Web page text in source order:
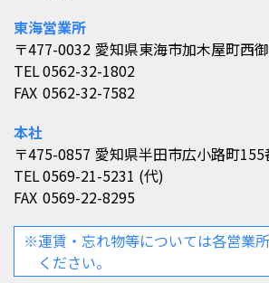
東海営業所
〒477-0032 愛知県東海市加木屋町西
TEL0562-32-1802
FAX 0562-32-7582
本社
〒475-0857 愛知県半田市広小路町155
TEL0569-21-5231 (代)
FAX 0569-22-8295
※運賃・忘れ物等については各営業
ください。